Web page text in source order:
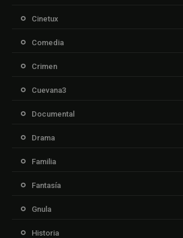
Cinetux
Comedia
Crimen
Cuevana3
Documental
Drama
Familia
Fantasía
Gnula
Historia